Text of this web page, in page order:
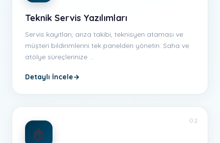
Teknik Servis Yazılımları
Servis kayıtları, arıza takibi, teknisyen ataması ve
müşteri bildirimlerini tek panelden yönetin. Saha ve
atölye süreçlerinize …
Detaylı İncele→
02
🏠